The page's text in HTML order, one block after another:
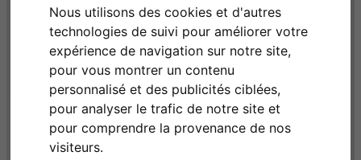
Nous utilisons des cookies et d'autres
technologies de suivi pour améliorer votre
expérience de navigation sur notre site,
pour vous montrer un contenu
personnalisé et des publicités ciblées,
pour analyser le trafic de notre site et
pour comprendre la provenance de nos
visiteurs.